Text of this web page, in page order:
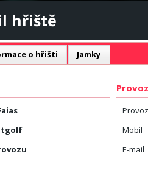
hřiště
o hřišti Jamky
Mobil
E-mail